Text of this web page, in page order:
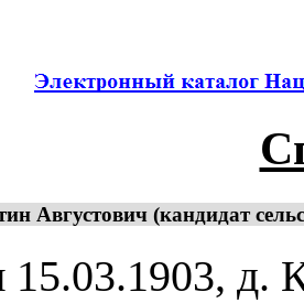
Августович (кандидат
д.